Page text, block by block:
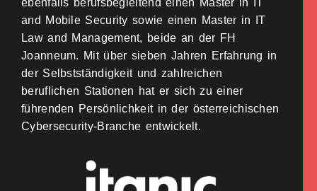
ebenfalls berufsbegleitend einen Master in IT
and Mobile Security sowie einen Master in IT
Law and Management, beide an der FH
Joanneum. Mit über sieben Jahren Erfahrung in
der Selbstständigkeit und zahlreichen
beruflichen Stationen hat er sich zu einer
führenden Persönlichkeit in der österreichischen
Cybersecurity-Branche entwickelt.